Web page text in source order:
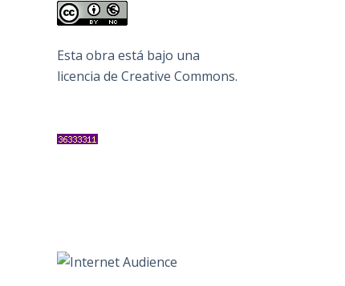
Esta obra está bajo una
licencia de Creative Commons.